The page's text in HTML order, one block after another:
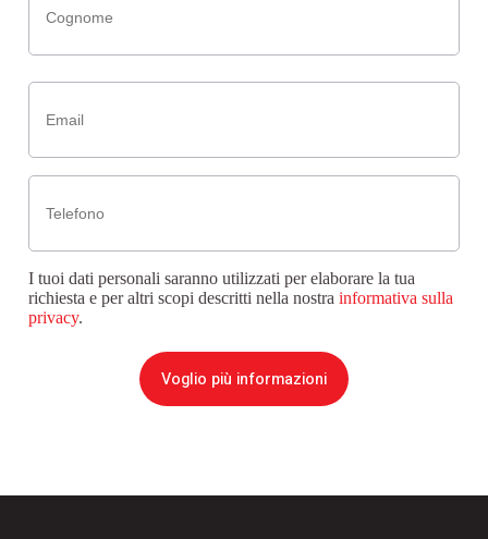
Email
Telefono
I tuoi dati personali saranno utilizzati per elaborare la tua
richiesta e per altri scopi descritti nella nostra informativa sulla
privacy.
Voglio più informazioni